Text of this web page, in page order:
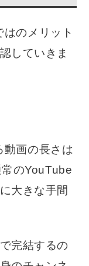
のメリット
していきま
動画の長さは
のYouTube
大きな手間
完結するの